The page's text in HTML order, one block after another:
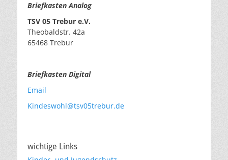
Briefkasten Analog
TSV 05 Trebur e.V.
Theobaldstr. 42a
65468 Trebur
Briefkasten Digital
Email
Kindeswohl@tsv05trebur.de
wichtige Links